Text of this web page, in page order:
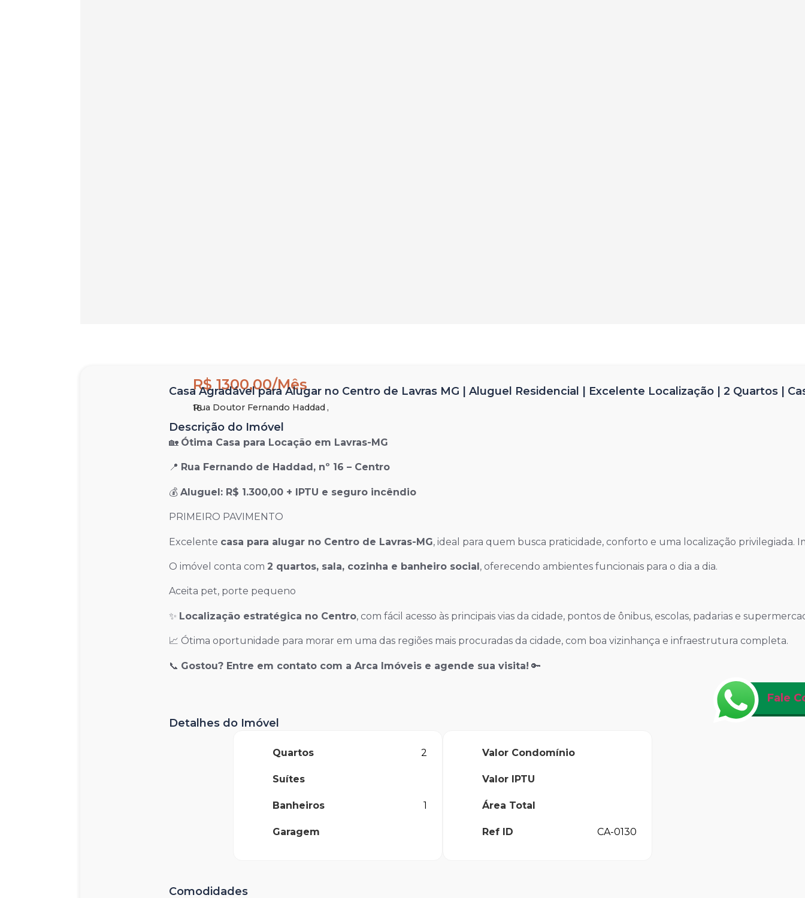
R$ 1300,00/Mês
Casa Agradável para Alugar no Centro de Lavras MG | Aluguel Residencial | Excelente Localização | 2 Quartos |
Rua Doutor Fernando Haddad ,
16
Descrição do Imóvel
🏡 Ótima Casa para Locação em Lavras-MG
📍 Rua Fernando de Haddad, nº 16 – Centro
💰Aluguel: R$ 1.300,00 + IPTU e seguro incêndio
PRIMEIRO PAVIMENTO
Excelente casa para alugar no Centro de Lavras-MG, ideal para quem busca praticidade, conforto e uma localização privilegiada.
O imóvel conta com 2 quartos, sala, cozinha e banheiro social, oferecendo ambientes funcionais para o dia a dia.
Aceita pet, porte pequeno
✨ Localização estratégica no Centro, com fácil acesso às principais vias da cidade, pontos de ônibus, escolas, padarias e
📈 Ótima oportunidade para morar em uma das regiões mais procuradas da cidade, com boa vizinhança e infraestrutura completa.
📞 Gostou? Entre em contato com a Arca Imóveis e agende sua visita! 🔑
Fale
Detalhes do Imóvel
Quartos 2
Suítes
Banheiros 1
Garagem
Valor Condomínio
Valor IPTU
Área Total
Ref ID CA-0130
Comodidades